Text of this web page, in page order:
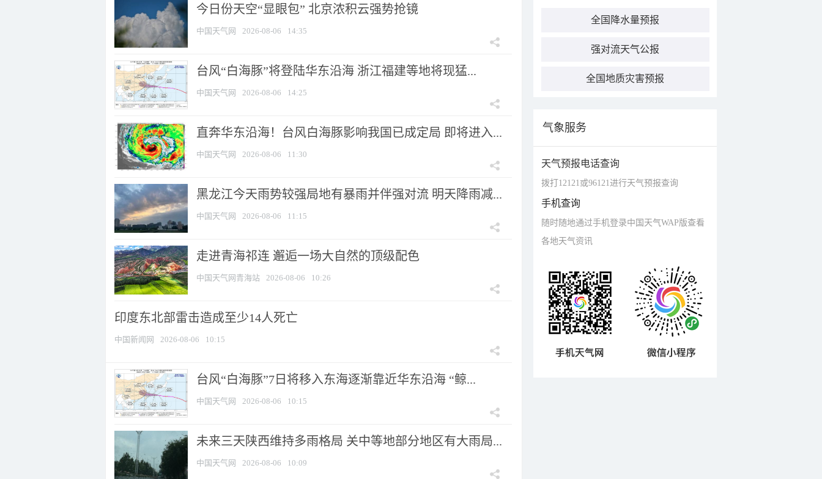
今日份天空“显眼包” 北京浓积云强势抢镜
中国天气网 2026-08-06 14:35
台风“白海豚”将登陆华东沿海 浙江福建等地将现猛...
中国天气网 2026-08-06 14:25
直奔华东沿海！台风白海豚影响我国已成定局 即将进入...
中国天气网 2026-08-06 11:30
黑龙江今天雨势较强局地有暴雨并伴强对流 明天降雨减...
中国天气网 2026-08-06 11:15
走进青海祁连 邂逅一场大自然的顶级配色
中国天气网青海站 2026-08-06 10:26
印度东北部雷击造成至少14人死亡
中国新闻网 2026-08-06 10:15
台风“白海豚”7日将移入东海逐渐靠近华东沿海 “鲸...
中国天气网 2026-08-06 10:15
未来三天陕西维持多雨格局 关中等地部分地区有大雨局...
中国天气网 2026-08-06 10:09
全国降水量预报
强对流天气公报
全国地质灾害预报
气象服务
天气预报电话查询
拨打12121或96121进行天气预报查询
手机查询
随时随地通过手机登录中国天气WAP版查看
各地天气资讯